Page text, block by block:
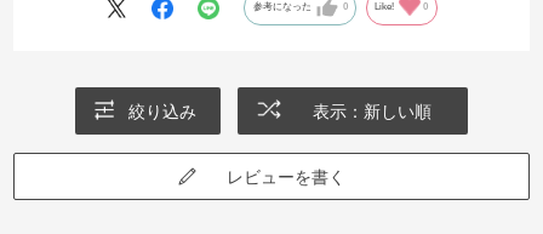
参考になった 0 Like! 0
絞り込み 表示：新しい順
レビューを書く